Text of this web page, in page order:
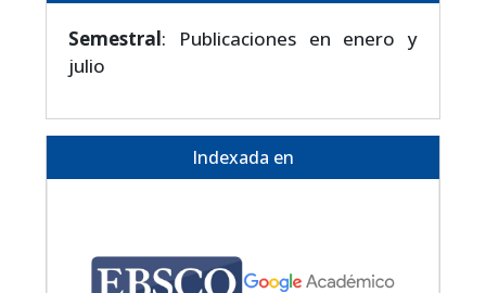
Semestral: Publicaciones en enero y
julio
Indexada en